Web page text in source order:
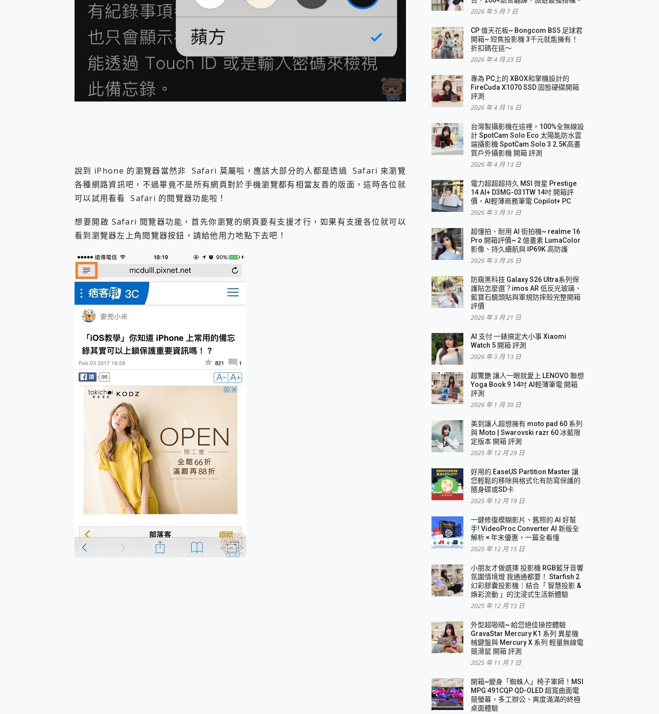
小巧好吸不擋鏡頭 有Qi2認證的 ONPRO MagReact MXs2 5000mAh薄型磁吸無線急速行動電源 開箱 評測
會走動的冷暖氣 SONY REON POCKET PRO 穿戴式智慧冷暖調溫裝置 開箱 評測
寶可夢飛人外掛iToolab AnyGo全新升級，GO Fest 五折優惠嗨翻天！支援 iOS/Android！
百倍變焦實測~ vivo X200 Pro 與 S25 Ultra 誰能滿足全場景拍攝需求？
超好用的 PLAUD NotePin AI 智慧錄音膠囊~ 您的AI 秘書已上線 每月免費送你 300分鐘轉寫
COMPUTEX 2025 來囉！AGI亞奇雷 AI・Gaming・創作儲存方案登場，趕快來AGI亞奇雷挑戰任務抽 PS5！
自帶線的 有線無線都能充 ONPRO MagReact M5 10000mAh 5合1 磁吸無線急速行動電源 開箱 評測
飛利浦 JS7310 ⚡【電急便｜行動儲能救車電源】 可靠的旅行夥伴！帶給您優異的安全性與強大供電效能
是螢幕也是電視! 一機超多用途「MSI微星 Modern MD272UPSW 27型」 4K IPS 輕薄商用智慧聯網螢幕 開箱 評測
iPhone、Apple Watch、AirPods耳機 三個設備充電一起搞定 ONPRO MagReact™ M3 3 in 1可攜摺疊無線充電器 開箱 評測
動靜皆宜「HUAWEI FreeArc」開放式耳掛耳機，無感配戴! 超穩超服貼，音質、通話也很優質
給 MSI Claw 系列電競掌機 最完美的家 MSI Nest Docking Station 掌機專屬擴充底座 開箱 評測
B&O 精品級音響! Home+ 中嘉寬頻 SoundBox 劇院串流盒 開箱 評測
2億 APO蔡司長焦神機降臨~ vivo X200 Pro、vivo X200 就是這麼好拍
EaseUS Vocal Remover 免費線上去聲器一鍵去除人聲 人聲 音樂分離 2024 消除人聲推薦
3 個超值 MHN 飛人工具分享~~ iToolab AnyGo 魔物獵人 Now飛人 ios教學 不出門也可以到處走
Locawhere AnyTo 寶可夢飛人 AnyTo 不出門也可以飛遍全世界
小體積 40000mAh 超大容量 一次充5個設備 充好充滿 CUKTECH 酷態科 300W 微型充電站 開箱 評測
97.3% 恢復率，資料救援就是這麼簡單 EaseUS Data Recovery Wizard Free 18.0.0 業界最好的資料救援軟體
磁碟系統大風吹 有了 磁碟管理程式 EaseUS Partition Master 就是這麼簡單
全新 SONY Xperia 1 VI 開箱! 相機實測! 長焦覆蓋更遠更清晰、2日長續航、頂尖影音娛樂效能~
Xiaomi 14 Ultra 開箱 評測~ 有深度的 Leica 影像旗艦手機! 加碼小旗艦 Xiaomi 14 開箱 評測
vivo TWS 3e 真無線藍牙耳機智慧降噪升級、音質明亮溫潤，並支援雙設備連接~
MSI Claw 掌機專屬配件包 來囉 完美保護 MSI Claw A1M-026TW 電競掌機
人像旗艦 vivo V30 系列 開箱 評測! 首搭蔡司光學鏡頭、攝影棚級柔光環、拍攝功能最好玩的美拍神機 vivo V30 Pro
一吸完美對位 擁有超強吸力與超好用的隱磁支架 O-ONE MAG 最會吸的行動電源 開箱 評測
OPPO 哈蘇 300mm 專業增距鏡實測：Find X9 Ultra 光學長焦隨手拍，紀錄生活就是這麼簡單
Motorola edge 70 pro 及 moto g37 power上市，登錄在送飛利浦氣炸鍋
近八千元的 Soundcore Liberty 5 Pro Max，有螢幕的耳機會是智商稅嗎?
ASUS Pad 全面應援 Me Time，加碼愛奇藝黃金雙周卡體驗，專案價最低 NT$0 起
說到 iPhone 的瀏覽器當然非 Safari 莫屬啦，應該大部分的人都是透過 Safari 來瀏覽
各種網路資訊吧，不過畢竟不是所有網頁對於手機瀏覽都有相當友善的版面，這時各位就
可以試用看看 Safari 的閱覽器功能啦！
想要開啟 Safari 閱覽器功能，首先你瀏覽的網頁要有支援才行，如果有支援各位就可以
看到瀏覽器左上角閱覽器按鈕，請給他用力地點下去吧！
2026 年 5 月 7 日
CP 值天花板~ Bongcom BS5 足球君
開箱~ 短焦投影機 3千元就能擁有！
折扣碼在這～
2026 年 4 月 23 日
專為 PC上的 XBOX和掌機設計的
FireCuda X1070 SSD 固態硬碟開箱
評測
2026 年 4 月 16 日
台灣製攝影機在這裡，100%全無線設
計 SpotCam Solo Eco 太陽能防水雲
端攝影機 SpotCam Solo 3 2.5K高畫
質戶外攝影機 開箱 評測
2026 年 4 月 13 日
電力超超超持久 MSI 微星 Prestige
14 AI+ D3MG-031TW 14吋 開箱評
價，AI輕薄商務筆電 Copilot+ PC
2026 年 3 月 31 日
超懂拍、耐用 AI 街拍機~ realme 16
Pro 開箱評價~ 2 億畫素 LumaColor
影像、持久續航與 IP69K 高防護
2026 年 3 月 26 日
防窺黑科技 Galaxy S26 Ultra系列保
護貼怎麼選？imos AR 低反光玻璃、
藍寶石鏡頭貼與軍規防摔殼完整開箱
評價
2026 年 3 月 21 日
AI 支付 一錶搞定大小事 Xiaomi
Watch 5 開箱 評測
2026 年 3 月 13 日
超驚艷 讓人一眼就愛上 LENOVO 聯想
Yoga Book 9 14吋 AI輕薄筆電 開箱
評測
2026 年 1 月 30 日
美到讓人超想擁有 moto pad 60 系列
與 Moto | Swarovski razr 60 冰藍限
定版本 開箱 評測
2025 年 12 月 29 日
好用的 EaseUS Partition Master 讓
您輕鬆的移除與格式化有防寫保護的
隨身碟或SD卡
2025 年 12 月 19 日
一鍵修復模糊影片、舊照的 AI 好幫
手! VideoProc Converter AI 新版全
解析 × 年末優惠，一篇全看懂
2025 年 12 月 15 日
小朋友才做選擇 投影機 RGB藍牙音響
氛圍情境燈 我通通都要！ Starfish 2
幻彩膠囊投影機｜結合「 智慧投影 &
煥彩流動 」的沈浸式生活新體驗
2025 年 12 月 13 日
外型超吸晴~ 給您絕佳操控體驗
GravaStar Mercury K1 系列 異星機
械鍵盤與 Mercury X 系列 輕量無線電
競滑鼠 開箱 評測
2025 年 11 月 7 日
開箱~變身「蜘蛛人」椅子軍師！MSI
MPG 491CQP QD-OLED 超寬曲面電
競螢幕，多工辦公、爽度滿滿的終極
桌面體驗